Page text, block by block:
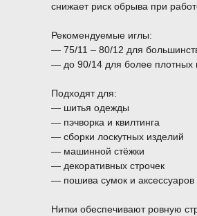
снижает риск обрыва при
Рекомендуемые иглы:
— 75/11 – 80/12 для
— до 90/14 для более плотных
Подходят для:
— шитья одежды
— пэчворка и квилтинга
— сборки лоскутных изделий
— машинной стёжки
— декоративных строчек
— пошива сумок и аксессуаров
Нитки обеспечивают ровную